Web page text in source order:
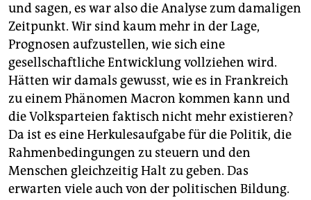
und sagen, es war also die Analyse zum damaligen
Zeitpunkt. Wir sind kaum mehr in der Lage,
Prognosen aufzustellen, wie sich eine
gesellschaftliche Entwicklung vollziehen wird.
Hätten wir damals gewusst, wie es in Frankreich
zu einem Phänomen Macron kommen kann und
die Volksparteien faktisch nicht mehr existieren?
Da ist es eine Herkulesaufgabe für die Politik, die
Rahmenbedingungen zu steuern und den
Menschen gleichzeitig Halt zu geben. Das
erwarten viele auch von der politischen Bildung.